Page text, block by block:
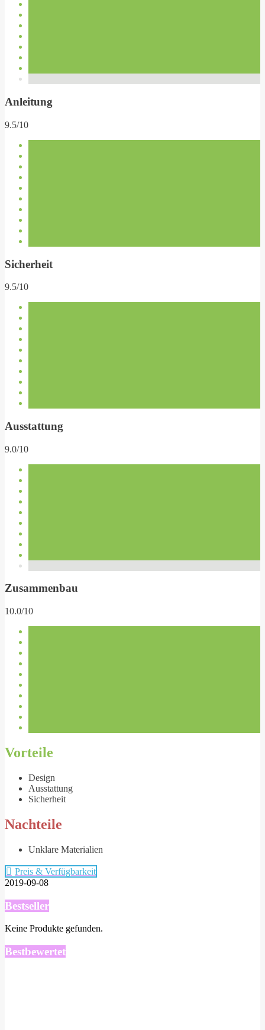
Anleitung
9.5/10
Sicherheit
9.5/10
Ausstattung
9.0/10
Zusammenbau
10.0/10
Vorteile
Design
Ausstattung
Sicherheit
Nachteile
Unklare Materialien
Preis & Verfügbarkeit
2019-09-08
Bestseller
Keine Produkte gefunden.
Bestbewertet